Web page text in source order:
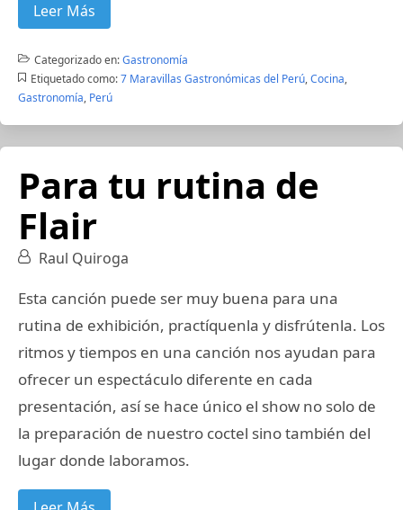
Leer Más
Categorizado en:Gastronomía
Etiquetado como: 7 Maravillas Gastronómicas del Perú,Cocina,
Gastronomía, Perú
Para tu rutina de
Flair
Raul Quiroga
Esta canción puede ser muy buena para una
rutina de exhibición, practíquenla y disfrútenla. Los
ritmos y tiempos en una canción nos ayudan para
ofrecer un espectáculo diferente en cada
presentación, así se hace único el show no solo de
la preparación de nuestro coctel sino también del
lugar donde laboramos.